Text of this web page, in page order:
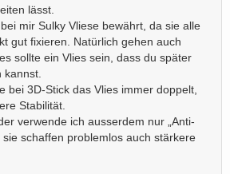
lässt.
mir Sulky Vliese bewährt, da sie alle
gut fixieren. Natürlich gehen auch
sollte ein Vlies sein, dass du später
bei 3D-Stick das Vlies immer doppelt,
Stabilität.
verwende ich ausserdem nur „Anti-
sie schaffen problemlos auch stärkere